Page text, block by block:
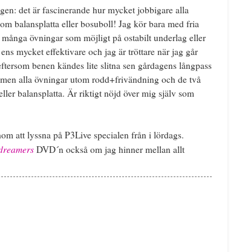
det är fascinerande hur mycket jobbigare alla
balansplatta eller bosuboll! Jag kör bara med fria
övningar som möjligt på ostabilt underlag eller
mycket effektivare och jag är tröttare när jag går
benen kändes lite slitna sen gårdagens långpass
alla övningar utom rodd+frivändning och de två
balansplatta. Är riktigt nöjd över mig själv som
att lyssna på P3Live specialen från i lördags.
DVD´n också om jag hinner mellan allt